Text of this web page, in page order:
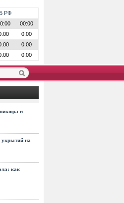
РФ
00:00
0.00
0.00
0.00
и
укрытий на
как